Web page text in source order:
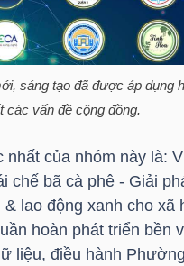
sáng tạo đã được áp dụng
các vấn đề cộng đồng.
nhất của nhóm này là:
chế bã cà phê - Giải
lao động xanh cho xã
hoàn phát triển bền
liệu, điều hành